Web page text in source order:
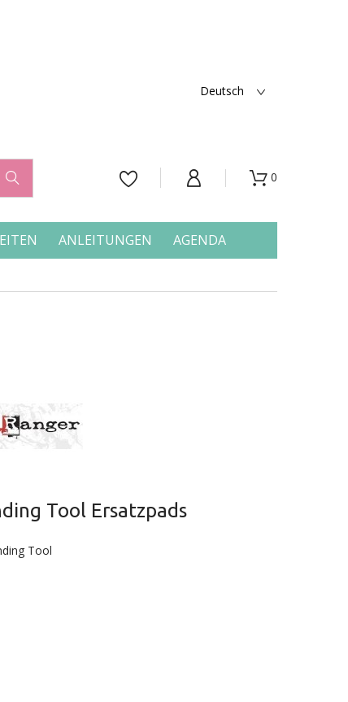
Deutsch
    0
ANLEITUNGEN AGENDA
Tool Ersatzpads
Tool